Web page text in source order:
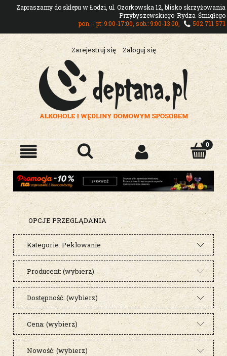
Zapraszamy do sklepu w Łodzi, ul. Ozorkowska 12, blisko skrzyżowania
Przybyszewskiego-Rydza-Śmigłego
pon. - pt: 9:00-17:00, sob.: 9:00-13:00,
502 711 571
Zarejestruj się Zaloguj się
OPCJE PRZEGLĄDANIA
Kategorie: Peklowanie
Producent: (wybierz)
Dostępność: (wybierz)
Cena: (wybierz)
Nowość: (wybierz)